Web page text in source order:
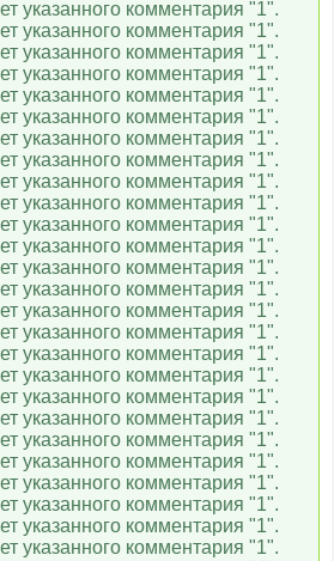
указанного комментария "1".
указанного комментария "1".
указанного комментария "1".
указанного комментария "1".
указанного комментария "1".
указанного комментария "1".
указанного комментария "1".
указанного комментария "1".
указанного комментария "1".
указанного комментария "1".
указанного комментария "1".
указанного комментария "1".
указанного комментария "1".
указанного комментария "1".
указанного комментария "1".
указанного комментария "1".
указанного комментария "1".
указанного комментария "1".
указанного комментария "1".
указанного комментария "1".
указанного комментария "1".
указанного комментария "1".
указанного комментария "1".
указанного комментария "1".
указанного комментария "1".
указанного комментария "1".